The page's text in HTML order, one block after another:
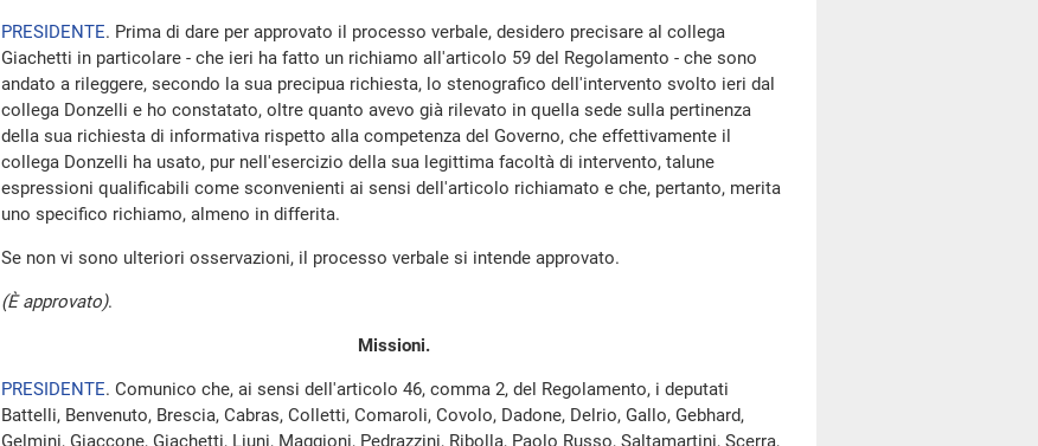
PRESIDENTE. Prima di dare per approvato il processo verbale, desidero precisare al collega
Giachetti in particolare - che ieri ha fatto un richiamo all'articolo 59 del Regolamento - che sono
andato a rileggere, secondo la sua precipua richiesta, lo stenografico dell'intervento svolto ieri dal
collega Donzelli e ho constatato, oltre quanto avevo già rilevato in quella sede sulla pertinenza
della sua richiesta di informativa rispetto alla competenza del Governo, che effettivamente il
collega Donzelli ha usato, pur nell'esercizio della sua legittima facoltà di intervento, talune
espressioni qualificabili come sconvenienti ai sensi dell'articolo richiamato e che, pertanto, merita
uno specifico richiamo, almeno in differita.
Se non vi sono ulteriori osservazioni, il processo verbale si intende approvato.
(È approvato).
Missioni.
PRESIDENTE. Comunico che, ai sensi dell'articolo 46, comma 2, del Regolamento, i deputati
Battelli, Benvenuto, Brescia, Cabras, Colletti, Comaroli, Covolo, Dadone, Delrio, Gallo, Gebhard,
Gelmini, Giaccone, Giachetti, Liuni, Maggioni, Pedrazzini, Ribolla, Paolo Russo, Saltamartini, Scerra,